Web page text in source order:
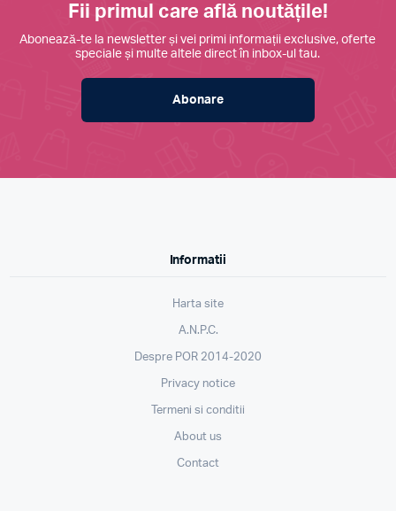
Fii primul care află noutățile!
Abonează-te la newsletter și vei primi informații exclusive, oferte
speciale și multe altele direct în inbox-ul tau.
Abonare
Informatii
Harta site
A.N.P.C.
Despre POR 2014-2020
Privacy notice
Termeni si conditii
About us
Contact